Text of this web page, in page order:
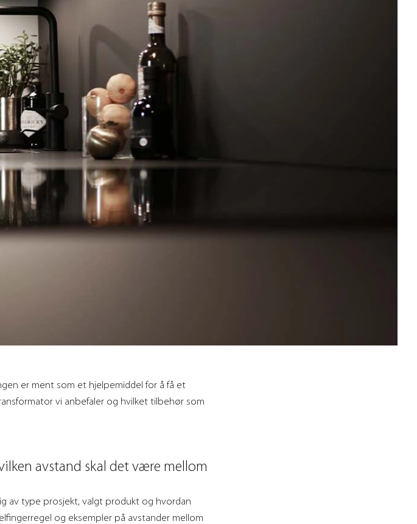
er ment som et hjelpemiddel for å få et
vi anbefaler og hvilket tilbehør som
avstand skal det være mellom
av type prosjekt, valgt produkt og hvordan
og eksempler på avstander mellom